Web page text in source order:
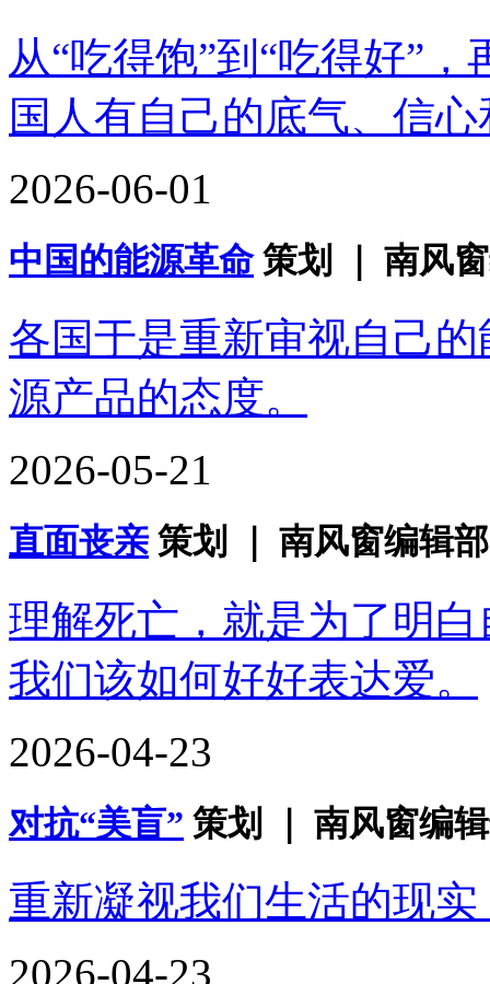
从“吃得饱”到“吃得好”
国人有自己的底气、信
2026-06-01
中国的能源革命 策划 ｜ 南风
各国于是重新审视自己
源产品的态度。
2026-05-21
直面丧亲 策划 ｜ 南风窗编辑
理解死亡，就是为了明
我们该如何好好表达爱。
2026-04-23
对抗“美盲” 策划 ｜ 南风窗编
重新凝视我们生活的现
2026-04-23